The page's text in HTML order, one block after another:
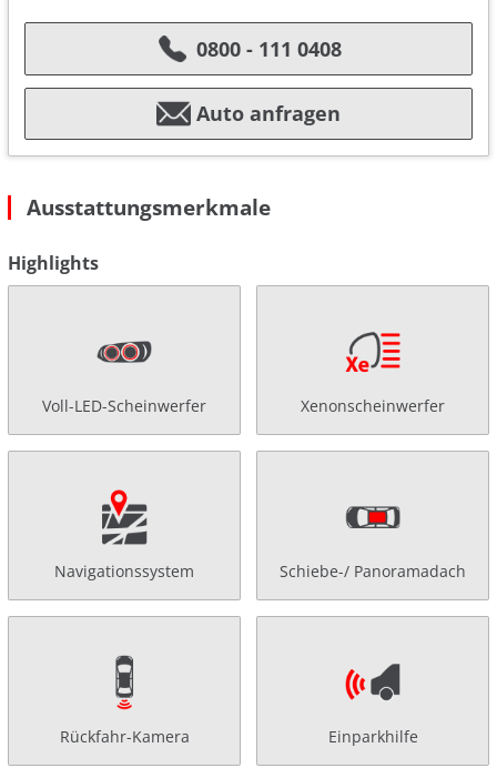
0800 - 111 0408
Auto anfragen
Ausstattungsmerkmale
Highlights
Voll-LED-Scheinwerfer Xenonscheinwerfer
Navigationssystem Schiebe-/ Panoramadach
Rückfahr-Kamera Einparkhilfe